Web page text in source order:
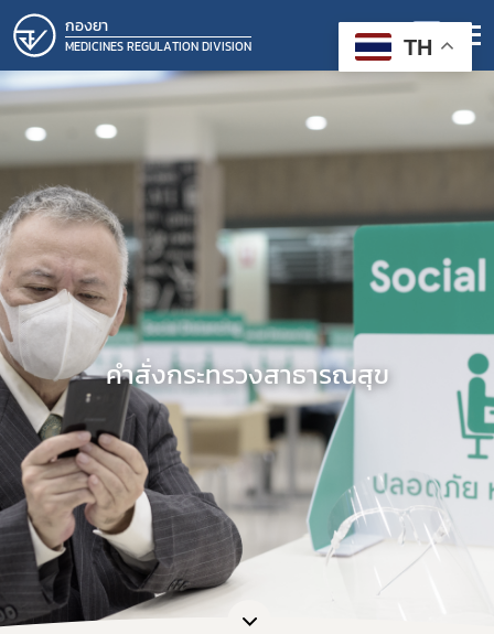
กองยา
MEDICINES REGULATION DIVISION
คำสั่งกระทรวงสาธารณสุข
TH